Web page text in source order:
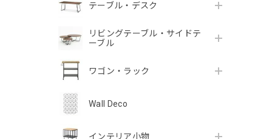
テーブル・デスク
リビングテーブル・サイドテ
ーブル
ワゴン・ラック
Wall Deco
インテリア小物